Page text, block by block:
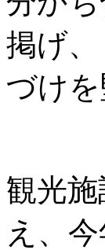
掲げ
づけを
観光
え、